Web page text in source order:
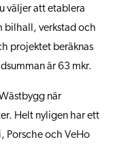
väljer att etablera
bilhall, verkstad och
projektet beräknas
är 63 mkr.
när
Helt nyligen har ett
Porsche och VeHo